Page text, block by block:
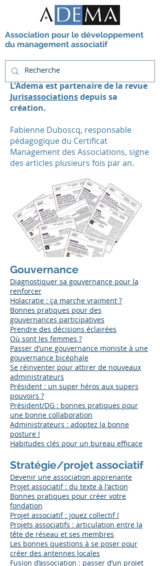
Association pour le développement
du management associatif
L'Adema est partenaire de la revue
Jurisassociationsdepuis sa
création.
Fabienne Duboscq, responsable
pédagogique du Certificat
Management des Associations, signe
des articles plusieurs fois par an.
Gouvernance
Diagnostiquer sa gouvernance pour la
renforcer
Holacratie : ça marche vraiment ?
Bonnes pratiques pour des
gouvernances participatives
Prendre des décisions éclairées
Où sont les femmes ?
Passer d’une gouvernance moniste à une
gouvernance bicéphale
Se réinventer pour attirer de nouveaux
administrateurs
Président : un super héros aux supers
pouvoirs ?
Président/DG : bonnes pratiques pour
une bonne collaboration
Administrateurs : adoptez la bonne
posture !
Habitudes clés pour un bureau efficace
Stratégie/projet associatif
Devenir une association apprenante
​Projet associatif : du texte à l'action
Bonnes pratiques pour créer votre
fondation
Projet associatif : jouez collectif !
Projets associatifs : articulation entre la
tête de réseau et ses membres
Les bonnes questions à se poser pour
créer des antennes locales
Fusion d’association : passer d’un projet